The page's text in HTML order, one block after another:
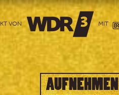
VON MIT
AUFNEHMEN